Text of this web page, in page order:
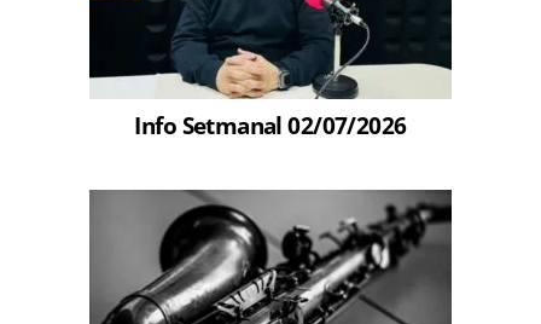
Info Setmanal 02/07/2026